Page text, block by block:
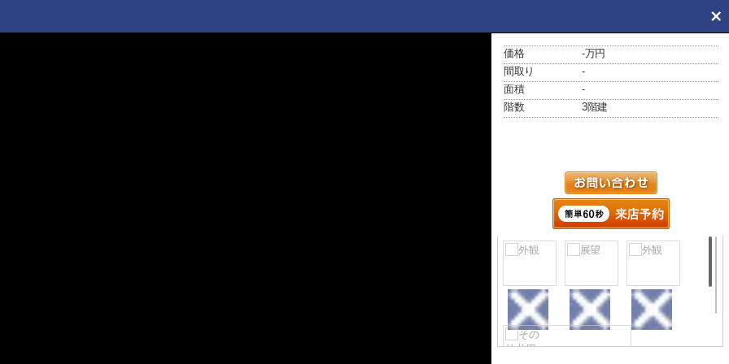
価格
-万円
間取り
-
面積
-
階数
3階建
外観 展望 外観